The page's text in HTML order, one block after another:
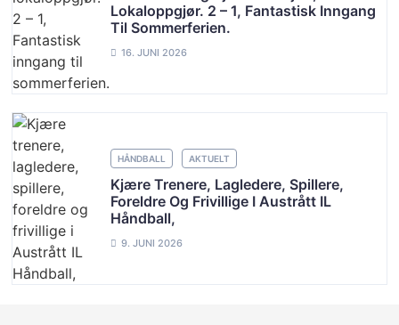
Lokaloppgjør. 2 – 1, Fantastisk Inngang
Til Sommerferien.
16. JUNI 2026
HÅNDBALL AKTUELT
Kjære Trenere, Lagledere, Spillere,
Foreldre Og Frivillige I Austrått IL
Håndball,
9. JUNI 2026